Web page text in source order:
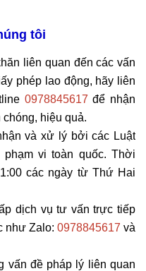
tôi
liên quan đến các vấn
phép lao động, hãy liên
0978845617để nhận
hiệu quả.
và xử lý bởi các Luật
vi toàn quốc. Thời
các ngày từ Thứ Hai
dịch vụ tư vấn trực tiếp
như Zalo: 0978845617và
vấn đề pháp lý liên quan